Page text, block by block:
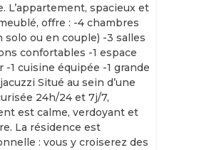
L’appartement, spacieux et
offre : -4 chambres
ou en couple) -3 salles
confortables -1 espace
-1 cuisine équipée -1 grande
Situé au sein d’une
24h/24 et 7j/7,
est calme, verdoyant et
La résidence est
: vous y croiserez des